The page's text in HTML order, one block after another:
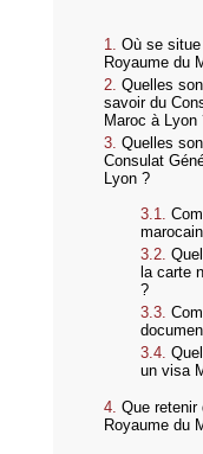
Où se
Royaume du
Quelles
savoir du
Maroc à Lyon
Quelles
Consulat
Lyon ?
la carte
?
un visa
Que retenir
Royaume du